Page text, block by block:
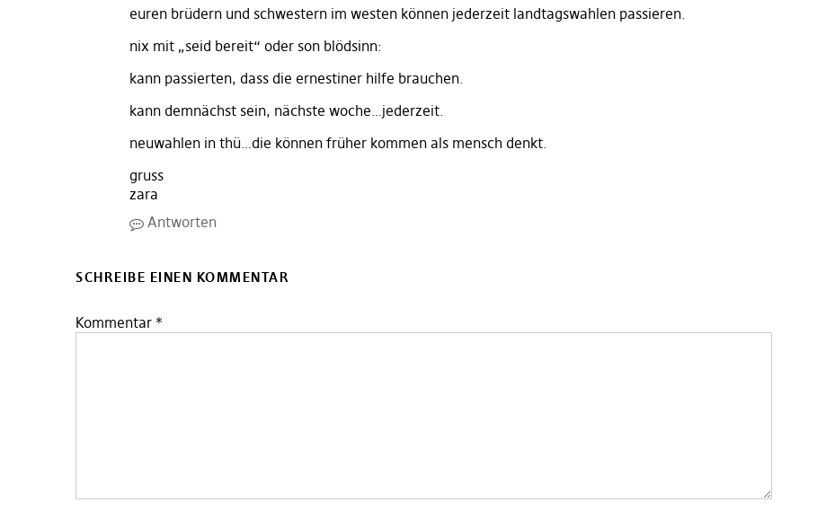
euren brüdern und schwestern im westen können jederzeit landtagswahlen passieren.
nix mit „seid bereit“ oder son blödsinn:
kann passierten, dass die ernestiner hilfe brauchen.
kann demnächst sein, nächste woche…jederzeit.
neuwahlen in thü…die können früher kommen als mensch denkt.
gruss
zara
Antworten
SCHREIBE EINEN KOMMENTAR
Kommentar *